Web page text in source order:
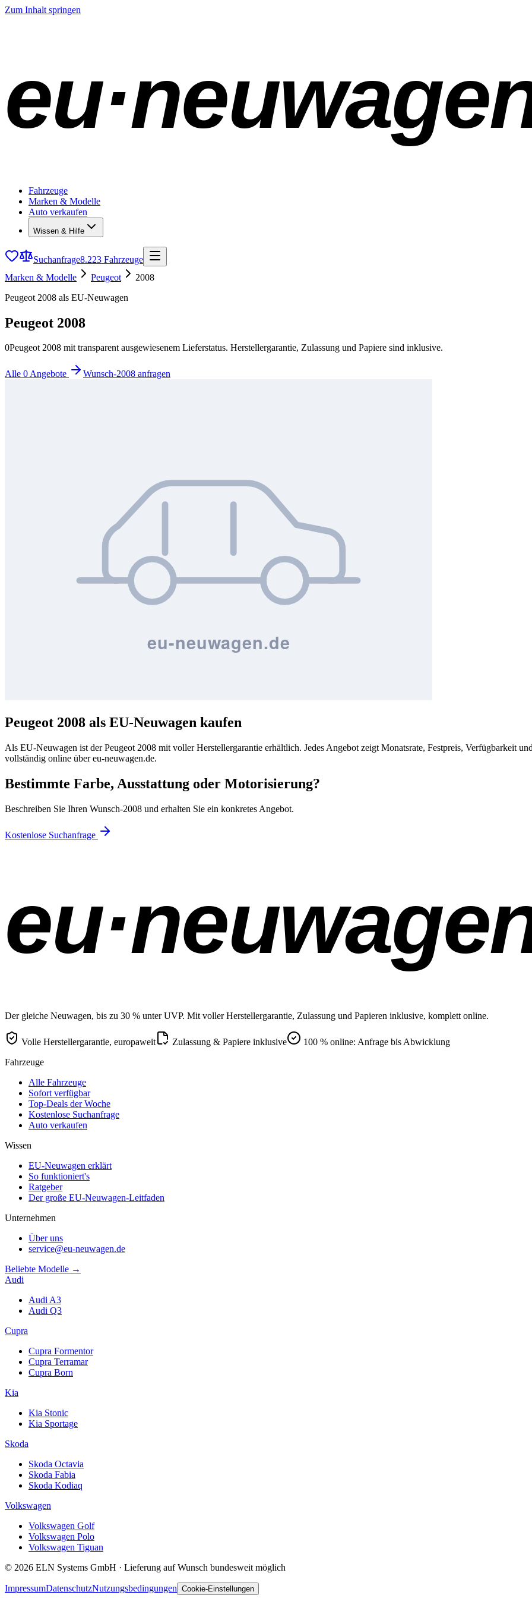
Zum Inhalt springen
Fahrzeuge
Marken & Modelle
Auto verkaufen
Wissen & Hilfe
Suchanfrage8.223 Fahrzeuge
Marken & Modelle
Peugeot
2008
Peugeot 2008 als EU-Neuwagen
Peugeot 2008
0Peugeot 2008 mit transparent ausgewiesenem Lieferstatus. Herstellergarantie, Zulassung und Papiere sind inklusive.
Alle 0 Angebote Wunsch-2008 anfragen
Peugeot 2008 als EU-Neuwagen kaufen
Als EU-Neuwagen ist der Peugeot 2008 mit voller Herstellergarantie erhältlich. Jedes Angebot zeigt Monatsrate, Festpreis, Verfügbarkeit
vollständig online über eu-neuwagen.de.
Bestimmte Farbe, Ausstattung oder Motorisierung?
Beschreiben Sie Ihren Wunsch-2008 und erhalten Sie ein konkretes Angebot.
Kostenlose Suchanfrage
Der gleiche Neuwagen, bis zu 30 % unter UVP. Mit voller Herstellergarantie, Zulassung und Papieren inklusive, komplett online.
Volle Herstellergarantie, europaweit Zulassung & Papiere inklusive
100 % online: Anfrage bis Abwicklung
Fahrzeuge
Alle Fahrzeuge
Sofort verfügbar
Top-Deals der Woche
Kostenlose Suchanfrage
Auto verkaufen
Wissen
EU-Neuwagen erklärt
So funktioniert's
Ratgeber
Der große EU-Neuwagen-Leitfaden
Unternehmen
Über uns
service@eu-neuwagen.de
Beliebte Modelle →
Audi
Audi A3
Audi Q3
Cupra
Cupra Formentor
Cupra Terramar
Cupra Born
Kia
Kia Stonic
Kia Sportage
Skoda
Skoda Octavia
Skoda Fabia
Skoda Kodiaq
Volkswagen
Volkswagen Golf
Volkswagen Polo
Volkswagen Tiguan
© 2026 ELN Systems GmbH · Lieferung auf Wunsch bundesweit möglich
ImpressumDatenschutzNutzungsbedingungen Cookie-Einstellungen